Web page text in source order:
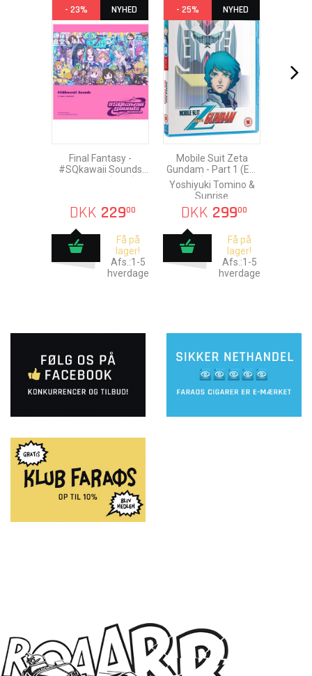
- 23% NYHED
Final Fantasy -
#SQkawaii Sounds
DKK 22900
Få på
lager!
Afs.:1-5
hverdage
- 25% NYHED
Mobile Suit Zeta
Gundam - Part 1 (Ep.
1-25) Blu-Ray
Yoshiyuki Tomino &
Sunrise
DKK 29900
Få på
lager!
Afs.:1-5
hverdage